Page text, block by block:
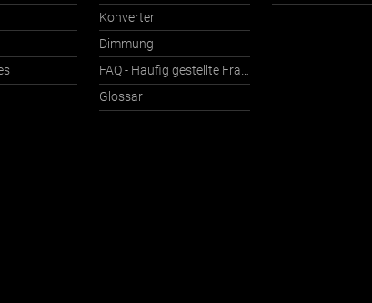
Konverter
Dimmung
FAQ - Häufig gestellte Fragen
Glossar